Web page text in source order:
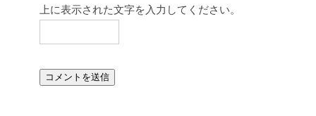
上に表示された文字を入力してください。